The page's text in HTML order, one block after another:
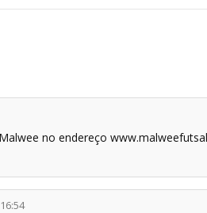
no endereço